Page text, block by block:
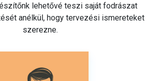
lehetővé teszi saját fodrászat
anélkül, hogy tervezési ismereteket
szerezne.